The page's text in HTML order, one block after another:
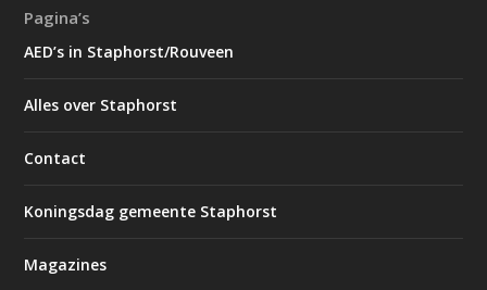
Pagina’s
AED’s in Staphorst/Rouveen
Alles over Staphorst
Contact
Koningsdag gemeente Staphorst
Magazines